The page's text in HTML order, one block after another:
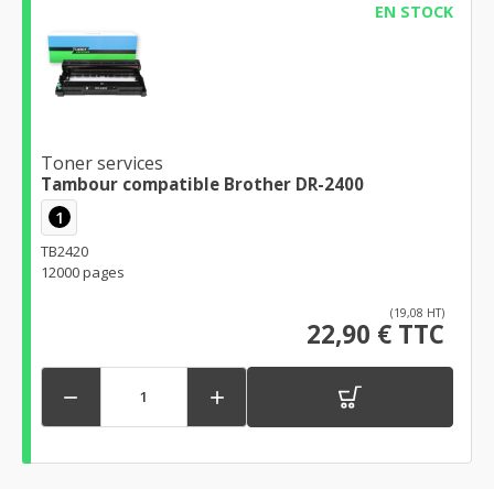
EN STOCK
Toner services
Tambour compatible Brother DR-2400
1
TB2420
12000 pages
(19,08 HT)
22,90 € TTC
 